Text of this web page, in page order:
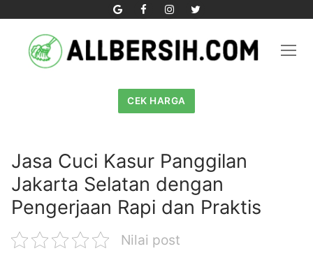
content
CEK HARGA
Jasa Cuci Kasur Panggilan
Jakarta Selatan dengan
Pengerjaan Rapi dan Praktis
Nilai post